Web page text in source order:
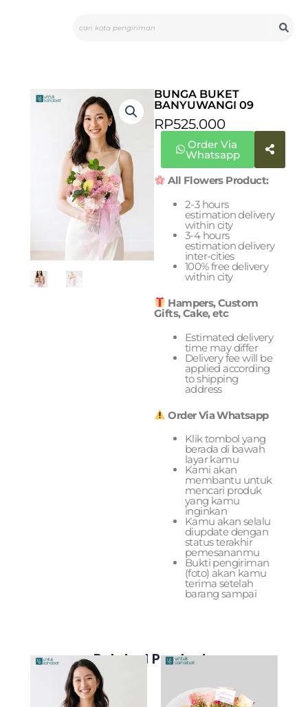
BUNGA BUKET
BANYUWANGI 09
RP525.000
Order Via
Whatsapp
All Flowers Product:
2-3 hours
estimation delivery
within city
3-4 hours
estimation delivery
inter-cities
100% free delivery
within city
Hampers, Custom
Gifts, Cake, etc
Estimated delivery
time may differ
Delivery fee will be
applied according
to shipping
address
Order Via Whatsapp
Klik tombol yang
berada di bawah
layar kamu
Kami akan
membantu untuk
mencari produk
yang kamu
inginkan
Kamu akan selalu
diupdate dengan
status terakhir
pemesananmu
Bukti pengiriman
(foto) akan kamu
terima setelah
barang sampai
Related Products